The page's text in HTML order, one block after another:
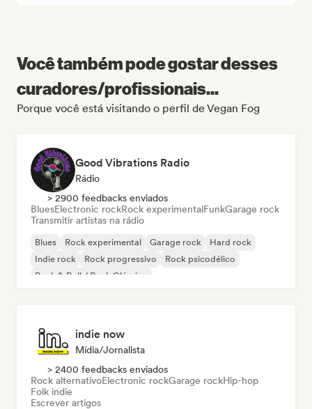
Você também pode gostar desses
curadores/profissionais...
Porque você está visitando o perfil de Vegan Fog
Good Vibrations Radio
Rádio
> 2900 feedbacks enviados
BluesElectronic rockRock experimentalFunkGarage rock
Transmitir artistas na rádio
Blues Rock experimental Garage rock
Hard rock
Indie rock
Rock progressivo
Rock psicodélico
Rock & Roll / Rock Clássico
indie now
Mídia/Jornalista
> 2400 feedbacks enviados
Rock alternativoElectronic rockGarage rockHip-hop
Folk indie
Escrever artigos